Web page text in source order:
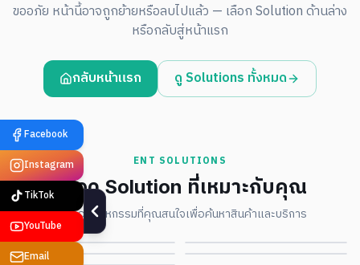
ขออภัย หน้านี้อาจถูกย้ายหรือลบไปแล้ว — เลือก Solution ด้านล่าง
หรือกลับสู่หน้าแรก
กลับหน้าแรก ดู Solutions ทั้งหมด
ENT SOLUTIONS
หรือดู Solution ที่เหมาะกับคุณ
เลือกอุตสาหกรรมที่คุณสนใจเพื่อค้นหาสินค้าและบริการ
Smart Factory
ดูรายละเอียด
Edge AI · Vision
Environmental · ESG Government · Smart City
Retail · POS · Signage
ดูรายละเอียด
Facebook
Instagram
TikTok
YouTube
Email